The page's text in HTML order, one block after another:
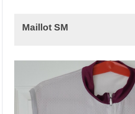
Maillot SM